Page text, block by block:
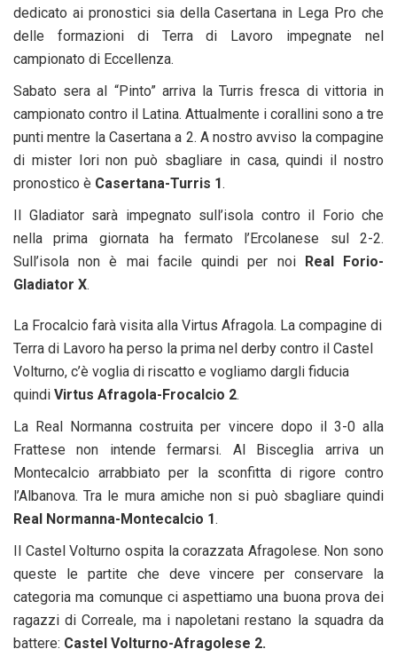
dedicato ai pronostici sia della Casertana in Lega Pro che
delle formazioni di Terra di Lavoro impegnate nel
campionato di Eccellenza.
Sabato sera al “Pinto” arriva la Turris fresca di vittoria in
campionato contro il Latina. Attualmente i corallini sono a tre
punti mentre la Casertana a 2. A nostro avviso la compagine
di mister Iori non può sbagliare in casa, quindi il nostro
pronostico è Casertana-Turris 1.
Il Gladiator sarà impegnato sull’isola contro il Forio che
nella prima giornata ha fermato l’Ercolanese sul 2-2.
Sull’isola non è mai facile quindi per noi Real Forio-
Gladiator X.
La Frocalcio farà visita alla Virtus Afragola. La compagine di
Terra di Lavoro ha perso la prima nel derby contro il Castel
Volturno, c’è voglia di riscatto e vogliamo dargli fiducia
quindi Virtus Afragola-Frocalcio 2.
La Real Normanna costruita per vincere dopo il 3-0 alla
Frattese non intende fermarsi. Al Bisceglia arriva un
Montecalcio arrabbiato per la sconfitta di rigore contro
l’Albanova. Tra le mura amiche non si può sbagliare quindi
Real Normanna-Montecalcio 1.
Il Castel Volturno ospita la corazzata Afragolese. Non sono
queste le partite che deve vincere per conservare la
categoria ma comunque ci aspettiamo una buona prova dei
ragazzi di Correale, ma i napoletani restano la squadra da
battere: Castel Volturno-Afragolese 2.